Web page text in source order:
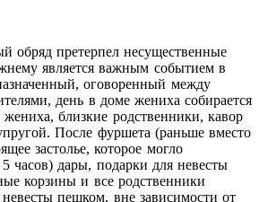
обряд претерпел несущественные
является важным событием в
оговоренный между
день в доме жениха собирается
близкие родственники, кавор
После фуршета (раньше вместо
застолье, которое могло
часов) дары, подарки для невесты
корзины и все родственники
пешком, вне зависимости от